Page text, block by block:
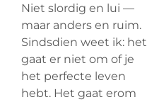
Niet slordig en lui —
maar anders en ruim.
Sindsdien weet ik: het
gaat er niet om of je
het perfecte leven
hebt. Het gaat erom